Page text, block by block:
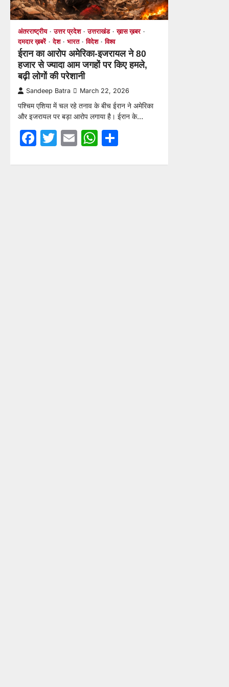
अंतरराष्ट्रीय उत्तर प्रदेश उत्तराखंड
ख़ास ख़बर
दमदार ख़बरें
देश भारत विदेश विश्व
ईरान का आरोप अमेरिका-इजरायल ने 80
हजार से ज्यादा आम जगहों पर किए हमले,
बढ़ी लोगों की परेशानी
Sandeep Batra March 22, 2026
पश्चिम एशिया में चल रहे तनाव के बीच ईरान ने अमेरिका
और इजरायल पर बड़ा आरोप लगाया है। ईरान के…
Facebook
Twitter
EmailWhatsApp